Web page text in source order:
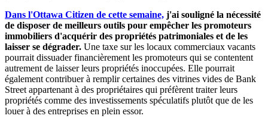
Dans l'Ottawa Citizen de cette semaine, j'ai souligné la nécessité
de disposer de meilleurs outils pour empêcher les promoteurs
immobiliers d'acquérir des propriétés patrimoniales et de les
laisser se dégrader. Une taxe sur les locaux commerciaux vacants
pourrait dissuader financièrement les promoteurs qui se contentent
autrement de laisser leurs propriétés inoccupées. Elle pourrait
également contribuer à remplir certaines des vitrines vides de Bank
Street appartenant à des propriétaires qui préfèrent traiter leurs
propriétés comme des investissements spéculatifs plutôt que de les
louer à des entreprises en plein essor.